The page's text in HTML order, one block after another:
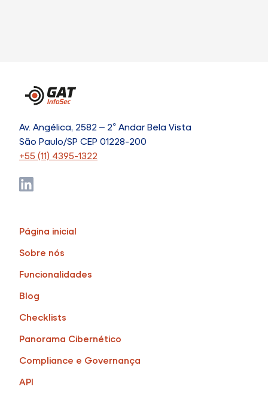
Av. Angélica, 2582 – 2° Andar Bela Vista
São Paulo/SP CEP 01228-200
+55 (11) 4395-1322
Página inicial
Sobre nós
Funcionalidades
Blog
Checklists
Panorama Cibernético
Compliance e Governança
API